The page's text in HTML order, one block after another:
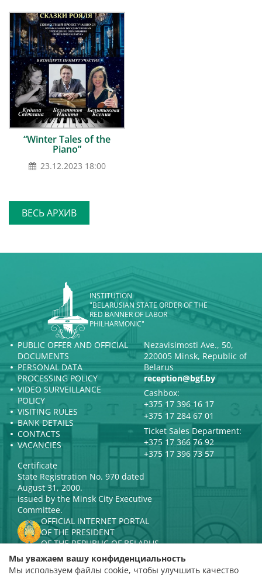
“Winter Tales of the
Piano”
23.12.2023 18:00
ВЕСЬ АРХИВ
INSTITUTION
"BELARUSIAN STATE ORDER OF THE
RED BANNER OF LABOR
PHILHARMONIC"
PUBLIC OFFER AND OFFICIAL
DOCUMENTS
PERSONAL DATA
PROCESSING POLICY
VIDEO SURVEILLANCE
POLICY
VISITING RULES
BANK DETAILS
CONTACTS
VACANCIES
Nezavisimosti Ave., 50,
220005 Minsk, Republic of
Belarus
reception@bgf.by
Cashbox:
+375 17 396 16 17
+375 17 284 67 01
Ticket Sales Department:
+375 17 366 76 92
+375 17 396 73 57
Certificate
State Registration No. 970 dated
August 31, 2000.
issued by the Minsk City Executive
Committee.
OFFICIAL INTERNET PORTAL
OF THE PRESIDENT
OF THE REPUBLIC OF BELARUS
MINISTRY OF CULTURE OF THE
REPUBLIC OF BELARUS
Мы уважаем вашу конфиденциальность
Мы используем файлы cookie, чтобы улучшить качество